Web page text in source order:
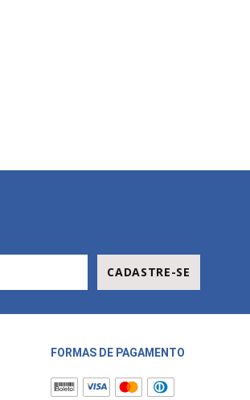
CADASTRE-SE
FORMAS DE PAGAMENTO